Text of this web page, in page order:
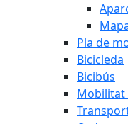
Pla de
Bicicleda
Bicibús
Mobilitat